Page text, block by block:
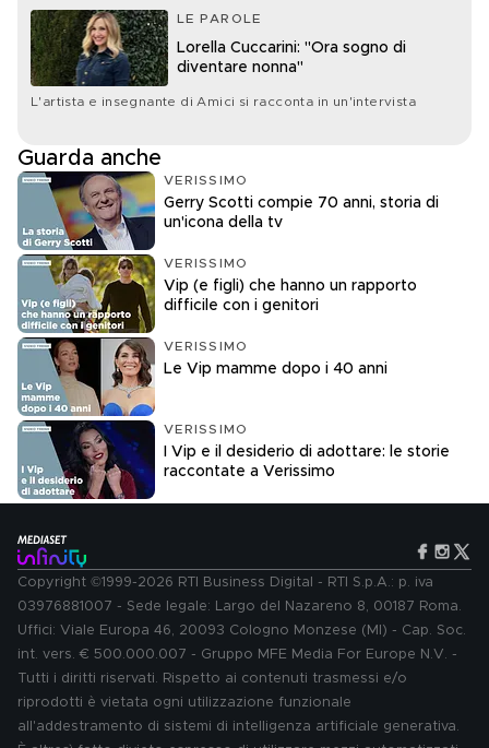
LE PAROLE
Lorella Cuccarini: "Ora sogno di
diventare nonna"
L'artista e insegnante di Amici si racconta in un'intervista
Guarda anche
VERISSIMO
Gerry Scotti compie 70 anni, storia di
un'icona della tv
VERISSIMO
Vip (e figli) che hanno un rapporto
difficile con i genitori
VERISSIMO
Le Vip mamme dopo i 40 anni
VERISSIMO
I Vip e il desiderio di adottare: le storie
raccontate a Verissimo
Copyright ©1999-2026 RTI Business Digital - RTI S.p.A.: p. iva
03976881007 - Sede legale: Largo del Nazareno 8, 00187 Roma.
Uffici: Viale Europa 46, 20093 Cologno Monzese (MI) - Cap. Soc.
int. vers. € 500.000.007 - Gruppo MFE Media For Europe N.V. -
Tutti i diritti riservati. Rispetto ai contenuti trasmessi e/o
riprodotti è vietata ogni utilizzazione funzionale
all'addestramento di sistemi di intelligenza artificiale generativa.